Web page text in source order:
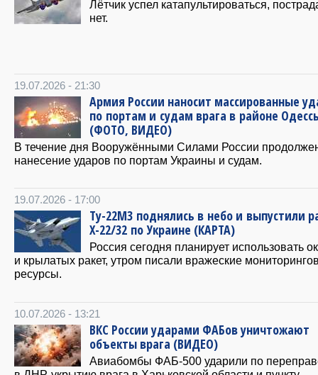
Лётчик успел катапультироваться,
нет.
19.07.2026 - 21:30
Армия России наносит массированные
по портам и судам врага в районе
(ФОТО, ВИДЕО)
В течение дня Вооружёнными Силами России
нанесение ударов по портам Украины и судам.
19.07.2026 - 17:00
Ту-22М3 поднялись в небо и выпустили
Х-22/32 по Украине (КАРТА)
Россия сегодня планирует использовать
и крылатых ракет, утром писали вражеские
ресурсы.
10.07.2026 - 13:21
ВКС России ударами ФАБов уничтожают
объекты врага (ВИДЕО)
Авиабомбы ФАБ-500 ударили по